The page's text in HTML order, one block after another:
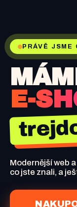
PRÁVĚ JSME
E-
Modernější web a
co jste znali, a